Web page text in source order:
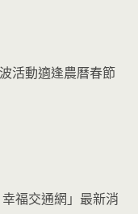
活動適逢農曆春節
福交通網」最新消